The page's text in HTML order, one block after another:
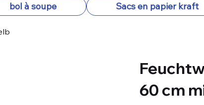
bol à soupe Sacs en papier kraft
60 cm